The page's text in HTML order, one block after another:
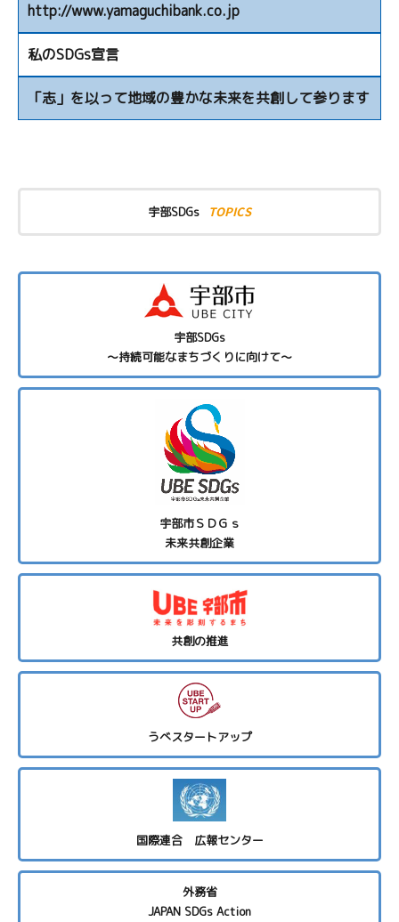
http://www.yamaguchibank.co.jp
私のSDGs宣言
「志」を以って地域の豊かな未来を共創して参ります
宇部SDGs TOPICS
宇部SDGs
～持続可能なまちづくりに向けて～
宇部市ＳＤＧｓ
未来共創企業
共創の推進
うべスタートアップ
国際連合 広報センター
外務省
JAPAN SDGs Action